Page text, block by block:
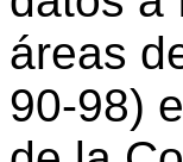
áreas
90-98)